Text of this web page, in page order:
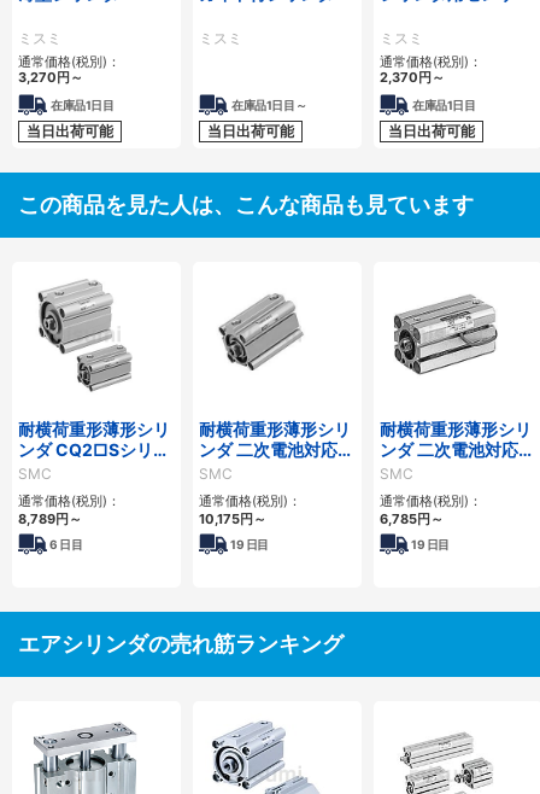
ミスミ
通常価格(税別)：
3,270 円 ～
在庫品1日目
当日出荷可能
ミスミ
在庫品1日目～
当日出荷可能
ミスミ
通常価格(税別)：
2,370 円 ～
在庫品1日目
当日出荷可能
この商品を見た人は、こんな商品も見ています
耐横荷重形薄形シリ
ンダ CQ2□Sシリー
ズ
SMC
通常価格(税別)：
8,789円 ～
6 日目
耐横荷重形薄形シリ
ンダ 二次電池対応
25A-CQ2□Sシリー
ズ
SMC
通常価格(税別)：
10,175円 ～
19 日目
耐横荷重形薄形シリ
ンダ 二次電池対応
25A-CQS□Sシリー
ズ
SMC
通常価格(税別)：
6,785円 ～
19 日目
エアシリンダの売れ筋ランキング